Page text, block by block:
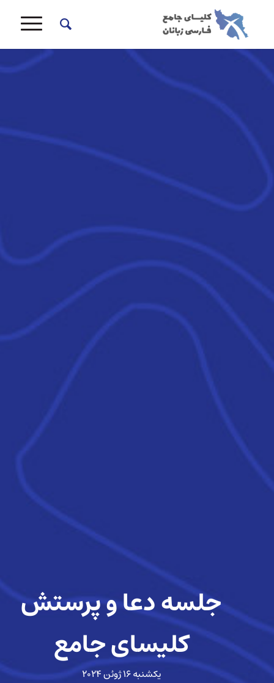
جلسه دعا و پرستش
کلیسای جامع
یکشنبه ۱۶ ژوئن ۲۰۲۴